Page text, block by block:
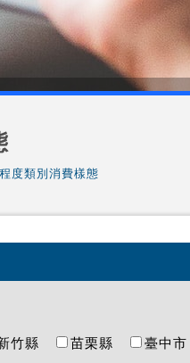
度類別消費樣態
竹縣 苗栗縣 臺中市